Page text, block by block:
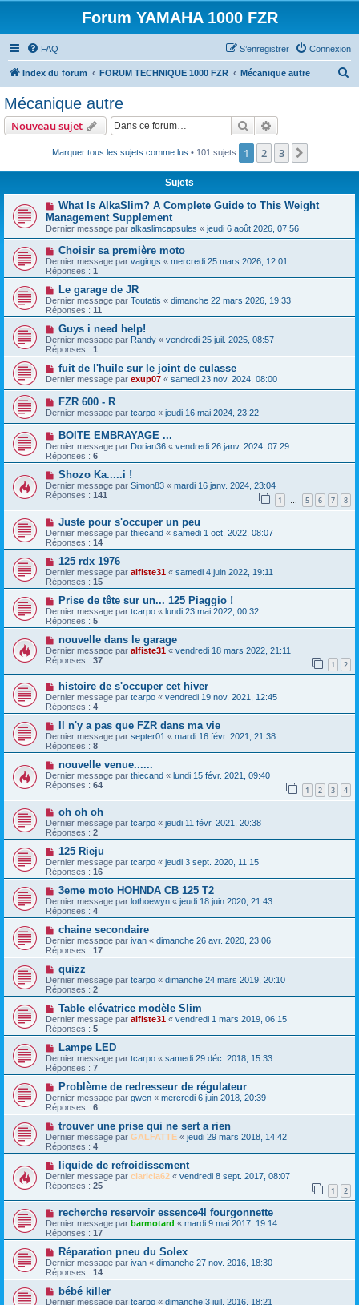
Forum YAMAHA 1000 FZR
FAQ Connexion
S’enregistrer
Index du forum FORUM TECHNIQUE 1000 FZR Mécanique autre
Mécanique autre
Nouveau sujet Rechercher
Marquer tous les sujets comme lus • 101 sujets 1 2 3
Sujets
What Is AlkaSlim? A Complete Guide to This Weight
Management Supplement
Dernier message par alkaslimcapsules « jeudi 6 août 2026, 07:56
Choisir sa première moto
Dernier message par vagings « mercredi 25 mars 2026, 12:01
Réponses : 1
Le garage de JR
Dernier message par Toutatis « dimanche 22 mars 2026, 19:33
Réponses : 11
Guys i need help!
Dernier message par Randy « vendredi 25 juil. 2025, 08:57
Réponses : 1
fuit de l'huile sur le joint de culasse
Dernier message par exup07 « samedi 23 nov. 2024, 08:00
FZR 600 - R
Dernier message par tcarpo « jeudi 16 mai 2024, 23:22
BOITE EMBRAYAGE ...
Dernier message par Dorian36 « vendredi 26 janv. 2024, 07:29
Réponses : 6
Shozo Ka.....i !
Dernier message par Simon83 « mardi 16 janv. 2024, 23:04
Réponses : 141 1 … 5 6 7 8
Juste pour s'occuper un peu
Dernier message par thiecand « samedi 1 oct. 2022, 08:07
Réponses : 14
125 rdx 1976
Dernier message par alfiste31 « samedi 4 juin 2022, 19:11
Réponses : 15
Prise de tête sur un... 125 Piaggio !
Dernier message par tcarpo « lundi 23 mai 2022, 00:32
Réponses : 5
nouvelle dans le garage
Dernier message par alfiste31 « vendredi 18 mars 2022, 21:11
Réponses : 37 1 2
histoire de s'occuper cet hiver
Dernier message par tcarpo « vendredi 19 nov. 2021, 12:45
Réponses : 4
Il n'y a pas que FZR dans ma vie
Dernier message par septer01 « mardi 16 févr. 2021, 21:38
Réponses : 8
nouvelle venue......
Dernier message par thiecand « lundi 15 févr. 2021, 09:40
Réponses : 64 1 2 3 4
oh oh oh
Dernier message par tcarpo « jeudi 11 févr. 2021, 20:38
Réponses : 2
125 Rieju
Dernier message par tcarpo « jeudi 3 sept. 2020, 11:15
Réponses : 16
3eme moto HOHNDA CB 125 T2
Dernier message par lothoewyn « jeudi 18 juin 2020, 21:43
Réponses : 4
chaine secondaire
Dernier message par ivan « dimanche 26 avr. 2020, 23:06
Réponses : 17
quizz
Dernier message par tcarpo « dimanche 24 mars 2019, 20:10
Réponses : 2
Table elévatrice modèle Slim
Dernier message par alfiste31 « vendredi 1 mars 2019, 06:15
Réponses : 5
Lampe LED
Dernier message par tcarpo « samedi 29 déc. 2018, 15:33
Réponses : 7
Problème de redresseur de régulateur
Dernier message par gwen « mercredi 6 juin 2018, 20:39
Réponses : 6
trouver une prise qui ne sert a rien
Dernier message par GALFATTE « jeudi 29 mars 2018, 14:42
Réponses : 4
liquide de refroidissement
Dernier message par claricia62 « vendredi 8 sept. 2017, 08:07
Réponses : 25 1 2
recherche reservoir essence4l fourgonnette
Dernier message par barmotard « mardi 9 mai 2017, 19:14
Réponses : 17
Réparation pneu du Solex
Dernier message par ivan « dimanche 27 nov. 2016, 18:30
Réponses : 14
bébé killer
Dernier message par tcarpo « dimanche 3 juil. 2016, 18:21